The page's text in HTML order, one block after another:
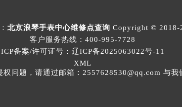
北京浪琴手表中心维修点查询 Copyright © 2018-
客户服务热线： 400-995-7728
ICP备案/许可证号：辽ICP备2025063022号-11
XML
问题，请通过邮箱：2557628530@qq.com 与